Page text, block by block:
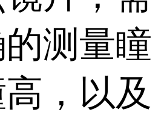
测量瞳
，以及